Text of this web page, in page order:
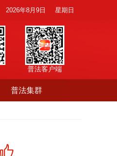
2026年8月9日 星期日
普法客户端
普法集群